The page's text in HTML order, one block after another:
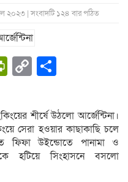
২০২৩ | সংবাদটি ১২৪ বার পঠিত
PrintFriendly
Copy
শীর্ষে উঠলো আর্জেন্টিনা।
সেরা হওয়ার কাছাকাছি চলে
ফিফা উইন্ডোতে পানামা ও
হটিয়ে সিংহাসনে বসলো